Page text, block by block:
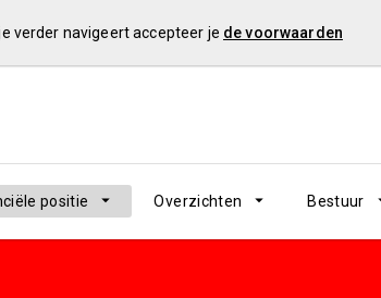
verder navigeert accepteer je de voorwaarden
positie Overzichten Bestuur